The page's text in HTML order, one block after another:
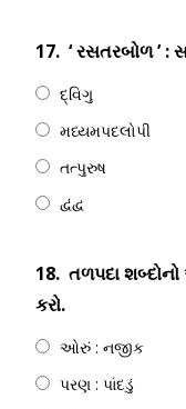
17. ‘ રસતરબોળ ’
દ્વિગુ
મધ્યમપદલોપી
તત્પુરુષ
દ્વંદ્વ
18. તળપદા
કરો.
ઓરું : નજીક
પરણ : પાંદડું